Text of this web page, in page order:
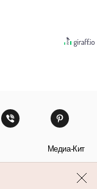
Медиа-Кит